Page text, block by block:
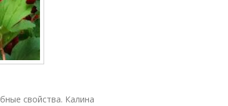
свойства. Калина